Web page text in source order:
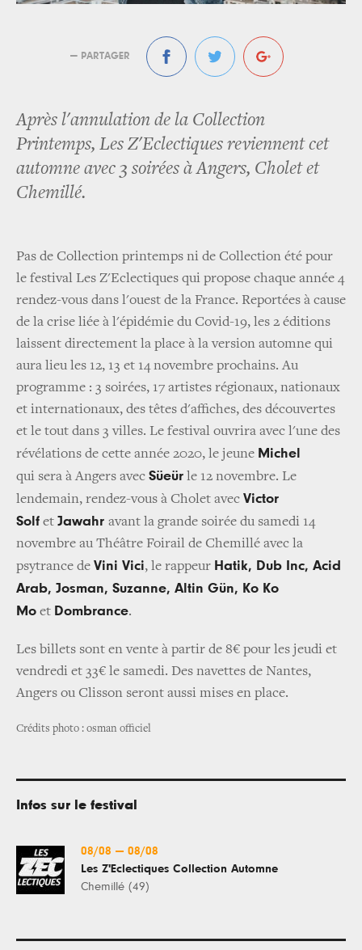
— PARTAGER
Après l'annulation de la Collection
Printemps, Les Z'Eclectiques reviennent cet
automne avec 3 soirées à Angers, Cholet et
Chemillé.
Pas de Collection printemps ni de Collection été pour
le festival Les Z'Eclectiques qui propose chaque année 4
rendez-vous dans l'ouest de la France. Reportées à cause
de la crise liée à l'épidémie du Covid-19, les 2 éditions
laissent directement la place à la version automne qui
aura lieu les 12, 13 et 14 novembre prochains. Au
programme : 3 soirées, 17 artistes régionaux, nationaux
et internationaux, des têtes d'affiches, des découvertes
et le tout dans 3 villes. Le festival ouvrira avec l'une des
révélations de cette année 2020, le jeune Michel
qui sera à Angers avec Süeür le 12 novembre. Le
lendemain, rendez-vous à Cholet avec Victor
Solf et Jawahr avant la grande soirée du samedi 14
novembre au Théâtre Foirail de Chemillé avec la
psytrance de Vini Vici, le rappeur Hatik, Dub Inc, Acid
Arab, Josman, Suzanne, Altin Gün, Ko Ko
Mo et Dombrance.
Les billets sont en vente à partir de 8€ pour les jeudi et
vendredi et 33€ le samedi. Des navettes de Nantes,
Angers ou Clisson seront aussi mises en place.
Crédits photo : osman officiel
Infos sur le festival
08/08 — 08/08
Les Z'Eclectiques Collection Automne
Chemillé (49)